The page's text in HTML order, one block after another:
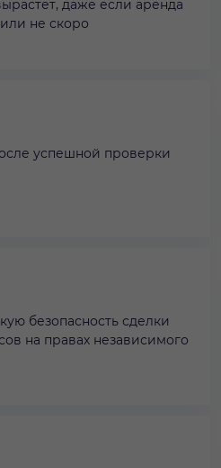
даже если аренда
не скоро
успешной проверки
безопасность сделки
на правах независимого